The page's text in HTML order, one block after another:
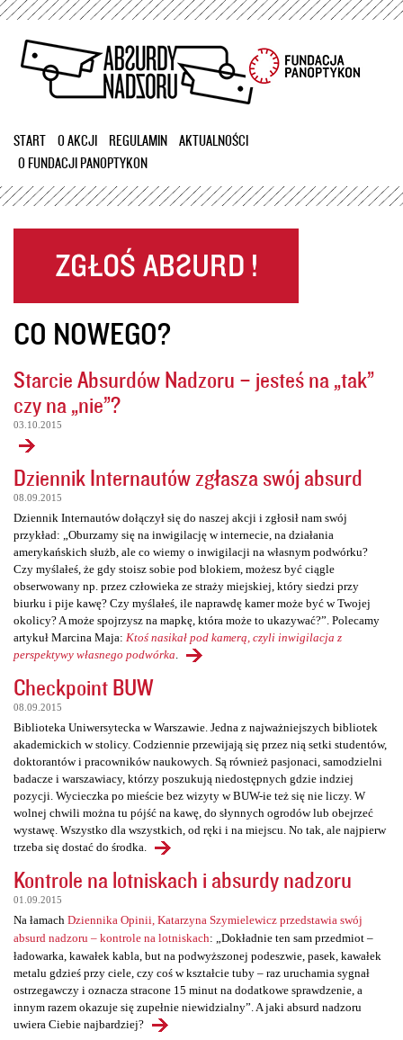
Przejdź
treści
START O AKCJI REGULAMIN
AKTUALNOŚCI
O FUNDACJI PANOPTYKON
CO NOWEGO?
Starcie Absurdów Nadzoru – jesteś na „tak”
czy na „nie”?
03.10.2015
Dziennik Internautów zgłasza swój absurd
08.09.2015
Dziennik Internautów dołączył się do naszej akcji i zgłosił nam swój
przykład: „Oburzamy się na inwigilację w internecie, na działania
amerykańskich służb, ale co wiemy o inwigilacji na własnym podwórku?
Czy myślałeś, że gdy stoisz sobie pod blokiem, możesz być ciągle
obserwowany np. przez człowieka ze straży miejskiej, który siedzi przy
biurku i pije kawę? Czy myślałeś, ile naprawdę kamer może być w Twojej
okolicy? A może spojrzysz na mapkę, która może to ukazywać?”. Polecamy
artykuł Marcina Maja: Ktoś nasikał pod kamerą, czyli inwigilacja z
perspektywy własnego podwórka
Checkpoint BUW
08.09.2015
Biblioteka Uniwersytecka w Warszawie. Jedna z najważniejszych bibliotek
akademickich w stolicy. Codziennie przewijają się przez nią setki studentów,
doktorantów i pracowników naukowych. Są również pasjonaci, samodzielni
badacze i warszawiacy, którzy poszukują niedostępnych gdzie indziej
pozycji. Wycieczka po mieście bez wizyty w BUW-ie też się nie liczy. W
wolnej chwili można tu pójść na kawę, do słynnych ogrodów lub obejrzeć
wystawę. Wszystko dla wszystkich, od ręki i na miejscu. No tak, ale najpierw
trzeba się dostać do środka.
Kontrole na lotniskach i absurdy nadzoru
01.09.2015
Na łamach Dziennika Opinii, Katarzyna Szymielewicz przedstawia swój
absurd nadzoru – kontrole na lotniskach: „Dokładnie ten sam przedmiot –
ładowarka, kawałek kabla, but na podwyższonej podeszwie, pasek, kawałek
metalu gdzieś przy ciele, czy coś w kształcie tuby – raz uruchamia sygnał
ostrzegawczy i oznacza stracone 15 minut na dodatkowe sprawdzenie, a
innym razem okazuje się zupełnie niewidzialny”. A jaki absurd nadzoru
uwiera Ciebie najbardziej?